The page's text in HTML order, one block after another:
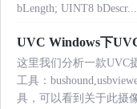
bLength; UINT8
UVC Windows下
这里我们分析一款UVC
工具：
具，可以看到关于此摄